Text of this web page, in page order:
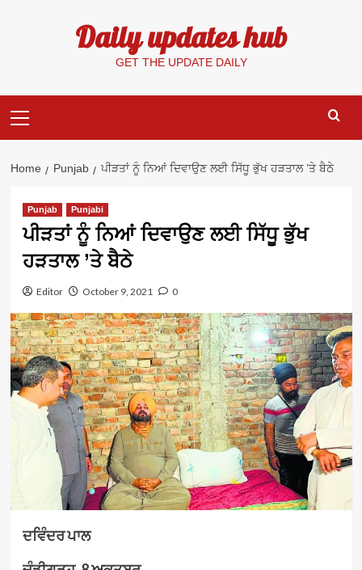
Daily updates hub
GET THE UPDATE DAILY
Menu
Home Punjab ਪੀੜਤਾਂ ਨੂੰ ਨਿਆਂ ਦਿਵਾਉਣ ਲਈ ਸਿੱਧੂ ਭੁੱਖ ਹੜਤਾਲ ’ਤੇ ਬੈਠੇ
Punjab Punjabi
ਪੀੜਤਾਂ ਨੂੰ ਨਿਆਂ ਦਿਵਾਉਣ ਲਈ ਸਿੱਧੂ ਭੁੱਖ
ਹੜਤਾਲ ’ਤੇ ਬੈਠੇ
Editor October 9, 2021 0
ਦਵਿੰਦਰ ਪਾਲ